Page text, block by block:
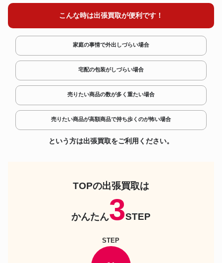
容山 都山流 銀三線籐巻 一尺八
尺八
尺八 鈴士 琴古流 三印 一尺八寸
尺八
巻 一尺七寸
尺八
都童 都山流 銀太巻 一尺八寸
勝関 都山流 尺八 一尺八寸
寸
州鳳 琴古流 二尺六寸
真山 都山流 二印 銀一線籐巻 一
琴古流 三印 二尺四寸 竹勇 田嶋
こんな時は出張買取が便利です！
家庭の事情で外出しづらい場合
宅配の包装がしづらい場合
売りたい商品の数が多く重たい場合
売りたい商品が高額商品で持ち歩くのが怖い場合
という方は出張買取をご利用ください。
TOPの出張買取は
かんたん3STEP
STEP